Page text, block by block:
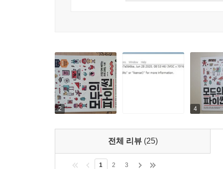
2 4
전체 리뷰 (25)
1 2 3